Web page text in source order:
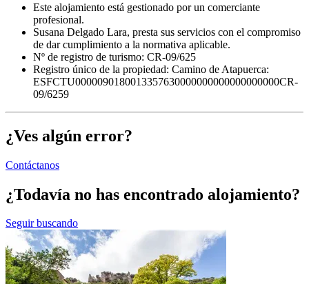
Este alojamiento está gestionado por un comerciante
profesional.
Susana Delgado Lara, presta sus servicios con el compromiso
de dar cumplimiento a la normativa aplicable.
Nº de registro de turismo: CR-09/625
Registro único de la propiedad: Camino de Atapuerca:
ESFCTU0000090180013357630000000000000000000CR-
09/6259
¿Ves algún error?
Contáctanos
¿Todavía no has encontrado alojamiento?
Seguir buscando